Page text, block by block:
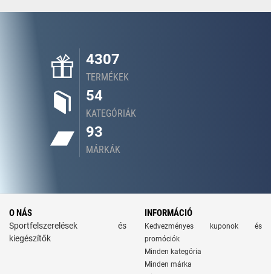
4307
TERMÉKEK
54
KATEGÓRIÁK
93
MÁRKÁK
O NÁS
Sportfelszerelések és
kiegészítők
INFORMÁCIÓ
Kedvezményes kuponok és
promóciók
Minden kategória
Minden márka